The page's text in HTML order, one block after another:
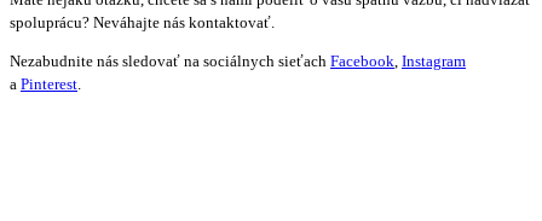
spoluprácu? Neváhajte nás kontaktovať.
Nezabudnite nás sledovať na sociálnych sieťach Facebook, Instagram
a Pinterest.